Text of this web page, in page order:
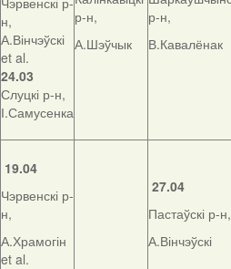
н,
А.Вінчэўскі
et al.
24.03
Слуцкі р-н,
І.Самусенка
р-н,
А.Шэўчык
р-н,
В.Кавалёнак
19.04
Чэрвенскі р-
н,
А.Храмогін
et al.
27.04
Пастаўскі р-н,
А.Вінчэўскі